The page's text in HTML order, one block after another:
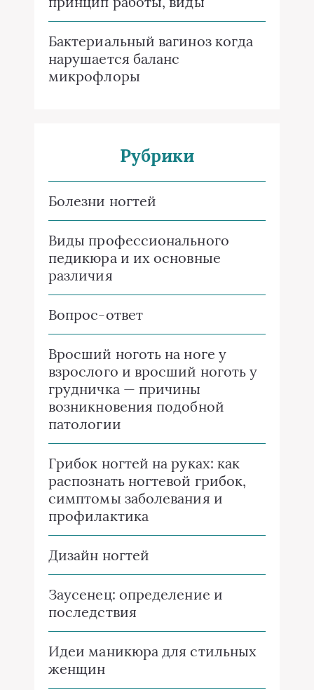
Бактериальный вагиноз когда
нарушается баланс
микрофлоры
Рубрики
Болезни ногтей
Виды профессионального
педикюра и их основные
различия
Вопрос-ответ
Вросший ноготь на ноге у
взрослого и вросший ноготь у
грудничка — причины
возникновения подобной
патологии
Грибок ногтей на руках: как
распознать ногтевой грибок,
симптомы заболевания и
профилактика
Дизайн ногтей
Заусенец: определение и
последствия
Идеи маникюра для стильных
женщин